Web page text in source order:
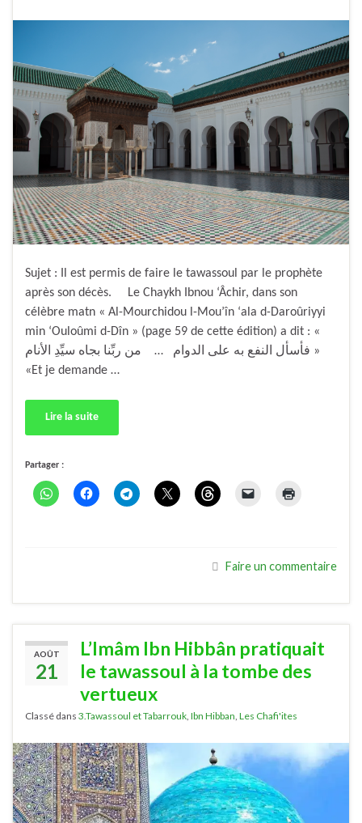
Sujet : Il est permis de faire le tawassoul par le prophète
après son décès. Le Chaykh Ibnou ‘Âchir, dans son
célèbre matn « Al-Mourchidou l-Mou’în ‘ala d-Daroûriyyi
min ‘Ouloûmi d-Dîn » (page 59 de cette édition) a dit : «
فأسأل النفع به على الدوام … من ربِّنا بجاه سيِّدِ الأنام »
«Et je demande …
Lire la suite
Partager :
Faire un commentaire
AOÛT
21
L’Imâm Ibn Hibbân pratiquait
le tawassoul à la tombe des
vertueux
Classé dans 3.Tawassoul et Tabarrouk Ibn Hibban Les Chafi'ites